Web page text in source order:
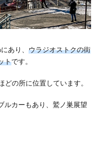
あり、 ウラジオストクの街
トです。
の所に位置しています。
ルカーもあり、鷲ノ巣展望